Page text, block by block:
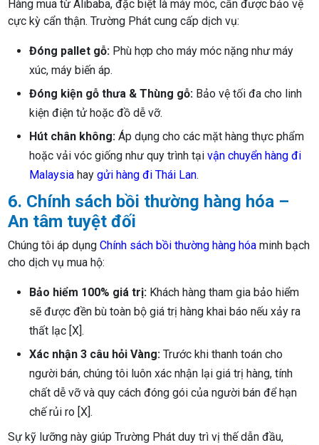
Hàng mua từ Alibaba, đặc biệt là máy móc, cần được bảo vệ
cực kỳ cẩn thận. Trường Phát cung cấp dịch vụ:
Đóng pallet gỗ: Phù hợp cho máy móc nặng như máy
xúc, máy biến áp.
Đóng kiện gỗ thưa & Thùng gỗ: Bảo vệ tối đa cho linh
kiện điện tử hoặc đồ dễ vỡ.
Hút chân không: Áp dụng cho các mặt hàng thực phẩm
hoặc vải vóc giống như quy trình tạivận chuyển hàng đi
Malaysia haygửi hàng đi Thái Lan.
6. Chính sách bồi thường hàng hóa –
An tâm tuyệt đối
Chúng tôi áp dụngChính sách bồi thường hàng hóa minh bạch
cho dịch vụ mua hộ:
Bảo hiểm 100% giá trị: Khách hàng tham gia bảo hiểm
sẽ được đền bù toàn bộ giá trị hàng khai báo nếu xảy ra
thất lạc [X].
Xác nhận 3 câu hỏi Vàng: Trước khi thanh toán cho
người bán, chúng tôi luôn xác nhận lại giá trị hàng, tính
chất dễ vỡ và quy cách đóng gói của người bán để hạn
chế rủi ro [X].
Sự kỹ lưỡng này giúp Trường Phát duy trì vị thế dẫn đầu,